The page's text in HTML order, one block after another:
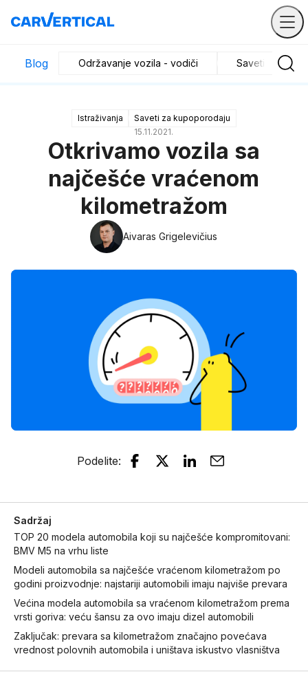
Blog Održavanje vozila - vodiči Saveti za
Istraživanja
Saveti za kupoporodaju
15.11.2021.
Otkrivamo vozila sa
najčešće vraćenom
kilometražom
Aivaras Grigelevičius
Podelite:
Sadržaj
TOP 20 modela automobila koji su najčešće kompromitovani:
BMV M5 na vrhu liste
Modeli automobila sa najčešće vraćenom kilometražom po
godini proizvodnje: najstariji automobili imaju najviše prevara
Većina modela automobila sa vraćenom kilometražom prema
vrsti goriva: veću šansu za ovo imaju dizel automobili
Zaključak: prevara sa kilometražom značajno povećava
vrednost polovnih automobila i uništava iskustvo vlasništva